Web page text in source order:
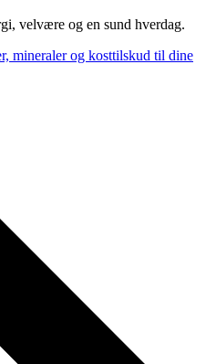
velvære og en sund hverdag.
mineraler og kosttilskud til dine